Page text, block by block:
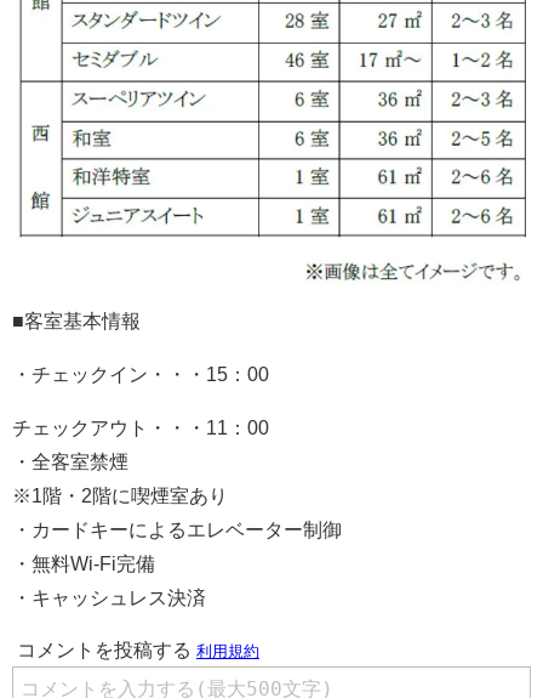
■客室基本情報
・チェックイン・・・15：00
チェックアウト・・・11：00
・全客室禁煙
※1階・2階に喫煙室あり
・カードキーによるエレベーター制御
・無料Wi-Fi完備
・キャッシュレス決済